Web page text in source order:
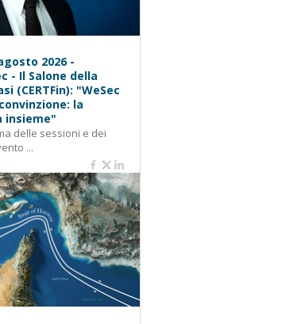
2026 -
- Il Salone della
(CERTFin): "WeSec
la
insieme"
delle sessioni e dei
...